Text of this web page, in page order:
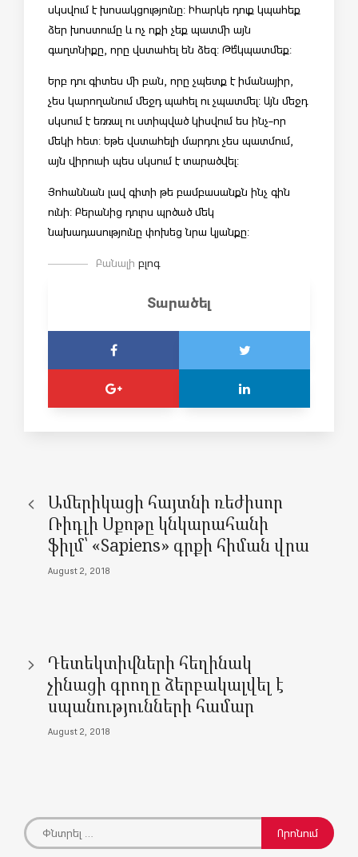
սկսվում է խոսակցությունը: Իհարկե դուք կպահեք
ձեր խոստումը և ոչ ոքի չեք պատմի այն
գաղտնիքը, որը վստահել են ձեզ: Թե՞ կպատմեք:
Երբ դու գիտես մի բան, որը չպետք է իմանայիր,
չես կարողանում մեջդ պահել ու չպատմել: Այն մեջդ
սկսում է եռռալ ու ստիպված կիսվում ես ինչ-որ
մեկի հետ: Եթե վստահելի մարդու չես պատմում,
այն վիրուսի պես սկսում է տարածվել:
Յոհաննան լավ գիտի թե բամբասանքն ինչ գին
ունի: Բերանից դուրս պրծած մեկ
նախադասությունը փոխեց նրա կյանքը:
Բանալի բլոգ
Տարածել
Ամերիկացի հայտնի ռեժիսոր
Ռիդլի Սքոթը կնկարահանի
ֆիլմ՝ «Sapiens» գրքի հիման վրա
August 2, 2018
Դետեկտիվների հեղինակ
չինացի գրողը ձերբակալվել է
սպանությունների համար
August 2, 2018